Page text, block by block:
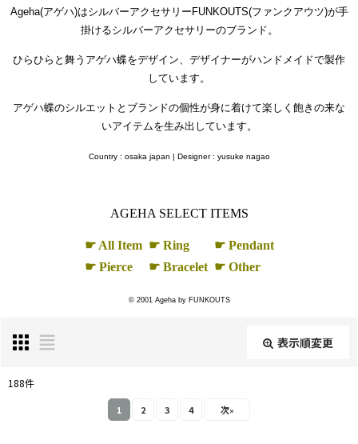
Ageha(アゲハ)はシルバーアクセサリーFUNKOUTS(ファンクアウツ)が手
掛けるシルバーアクセサリーのブランド。
ひらひらと舞うアゲハ蝶をデザイン、 デザイナーがハンドメイドで製作
しています。
アゲハ蝶のシルエットとブランドの個性が身に着けて楽しく飽きの来な
いアイテムを生み出しています。
Country : osaka japan | Designer : yusuke nagao
AGEHA SELECT ITEMS
☛ All Item ☛ Ring
☛ Pendant
☛ Pierce
☛ Bracelet ☛ Other
© 2001 Ageha by FUNKOUTS
表示順変更
188件
1 2 3 4 次»